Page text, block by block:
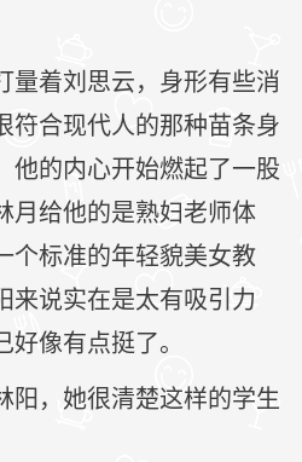
量着刘思云，身形有些消
符合现代人的那种苗条身
他的内心开始燃起了一股
月给他的是熟妇老师体
个标准的年轻貌美女教
来说实在是太有吸引力
像有点挺了。
阳，她很清楚这样的学生